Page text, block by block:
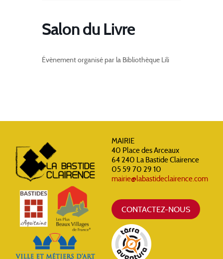
Salon du Livre
Évènement organisé par la Bibliothèque Lili
MAIRIE
40 Place des Arceaux
64 240 La Bastide Clairence
05 59 70 29 10
mairie@labastideclairence.com
CONTACTEZ-NOUS